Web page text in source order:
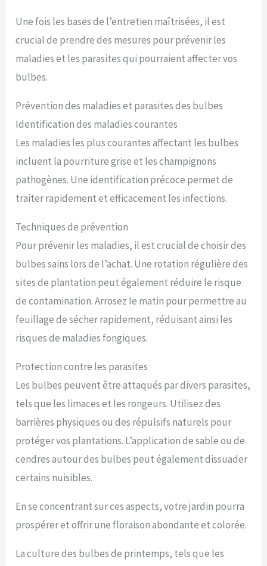
Une fois les bases de l’entretien maîtrisées, il est
crucial de prendre des mesures pour prévenir les
maladies et les parasites qui pourraient affecter vos
bulbes.
Prévention des maladies et parasites des bulbes
Identification des maladies courantes
Les maladies les plus courantes affectant les bulbes
incluent la pourriture grise et les champignons
pathogènes. Une identification précoce permet de
traiter rapidement et efficacement les infections.
Techniques de prévention
Pour prévenir les maladies, il est crucial de choisir des
bulbes sains lors de l’achat. Une rotation régulière des
sites de plantation peut également réduire le risque
de contamination. Arrosez le matin pour permettre au
feuillage de sécher rapidement, réduisant ainsi les
risques de maladies fongiques.
Protection contre les parasites
Les bulbes peuvent être attaqués par divers parasites,
tels que les limaces et les rongeurs. Utilisez des
barrières physiques ou des répulsifs naturels pour
protéger vos plantations. L’application de sable ou de
cendres autour des bulbes peut également dissuader
certains nuisibles.
En se concentrant sur ces aspects, votre jardin pourra
prospérer et offrir une floraison abondante et colorée.
La culture des bulbes de printemps, tels que les